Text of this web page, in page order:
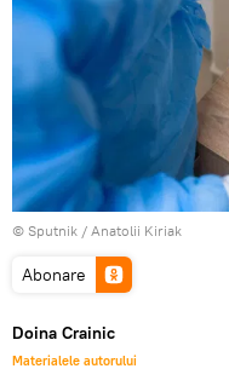
© Sputnik / Anatolii Kiriak
Abonare
Doina Crainic
Materialele autorului